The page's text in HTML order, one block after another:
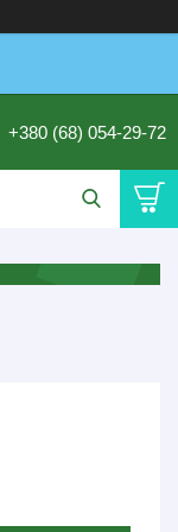
+380 (68) 054-29-72